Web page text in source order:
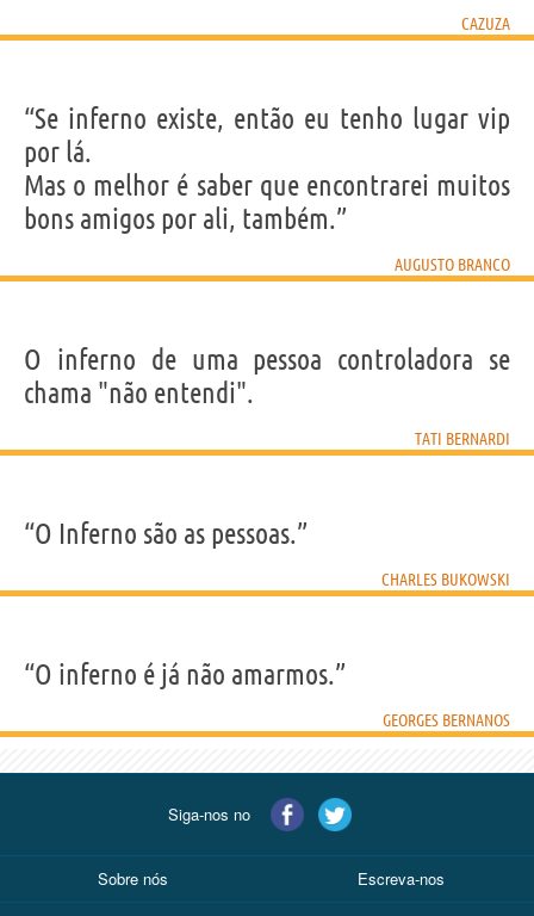
CAZUZA
“Se inferno existe, então eu tenho lugar vip
por lá.
Mas o melhor é saber que encontrarei muitos
bons amigos por ali, também.”
AUGUSTO BRANCO
O inferno de uma pessoa controladora se
chama "não entendi".
TATI BERNARDI
“O Inferno são as pessoas.”
CHARLES BUKOWSKI
“O inferno é já não amarmos.”
GEORGES BERNANOS
Siga-nos no
Sobre nós Escreva-nos